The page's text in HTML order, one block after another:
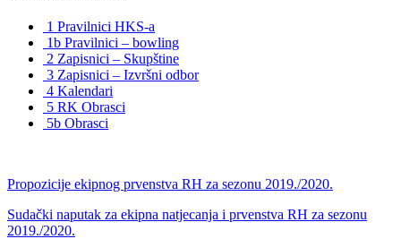
1 Pravilnici HKS-a
1b Pravilnici – bowling
2 Zapisnici – Skupštine
3 Zapisnici – Izvršni odbor
4 Kalendari
5 RK Obrasci
5b Obrasci
Propozicije ekipnog prvenstva RH za sezonu 2019./2020.
Sudački naputak za ekipna natjecanja i prvenstva RH za sezonu
2019./2020.